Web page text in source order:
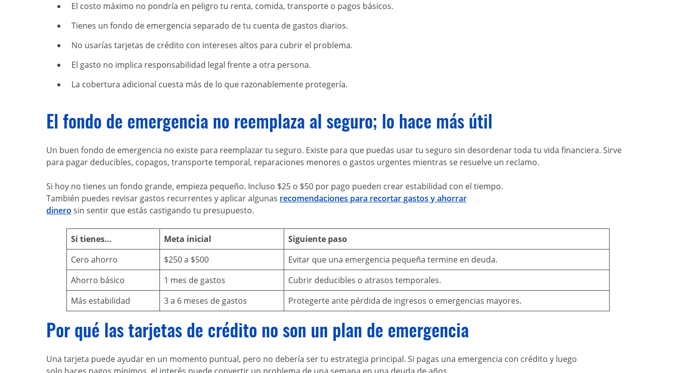
El costo máximo no pondría en peligro tu renta, comida, transporte o pagos básicos.
Tienes un fondo de emergencia separado de tu cuenta de gastos diarios.
No usarías tarjetas de crédito con intereses altos para cubrir el problema.
El gasto no implica responsabilidad legal frente a otra persona.
La cobertura adicional cuesta más de lo que razonablemente protegería.
El fondo de emergencia no reemplaza al seguro; lo hace más útil
Un buen fondo de emergencia no existe para reemplazar tu seguro. Existe para que puedas usar tu seguro sin desordenar toda tu vida financiera. Sirve
para pagar deducibles, copagos, transporte temporal, reparaciones menores o gastos urgentes mientras se resuelve un reclamo.
Si hoy no tienes un fondo grande, empieza pequeño. Incluso $25 o $50 por pago pueden crear estabilidad con el tiempo.
También puedes revisar gastos recurrentes y aplicar algunas recomendaciones para recortar gastos y ahorrar
dinero sin sentir que estás castigando tu presupuesto.
Si tienes… Meta inicial
Siguiente paso
Cero ahorro
$250 a $500
Evitar que una emergencia pequeña termine en deuda.
Ahorro básico
1 mes de gastos
Cubrir deducibles o atrasos temporales.
Más estabilidad
3 a 6 meses de gastos Protegerte ante pérdida de ingresos o emergencias mayores.
Por qué las tarjetas de crédito no son un plan de emergencia
Una tarjeta puede ayudar en un momento puntual, pero no debería ser tu estrategia principal. Si pagas una emergencia con crédito y luego